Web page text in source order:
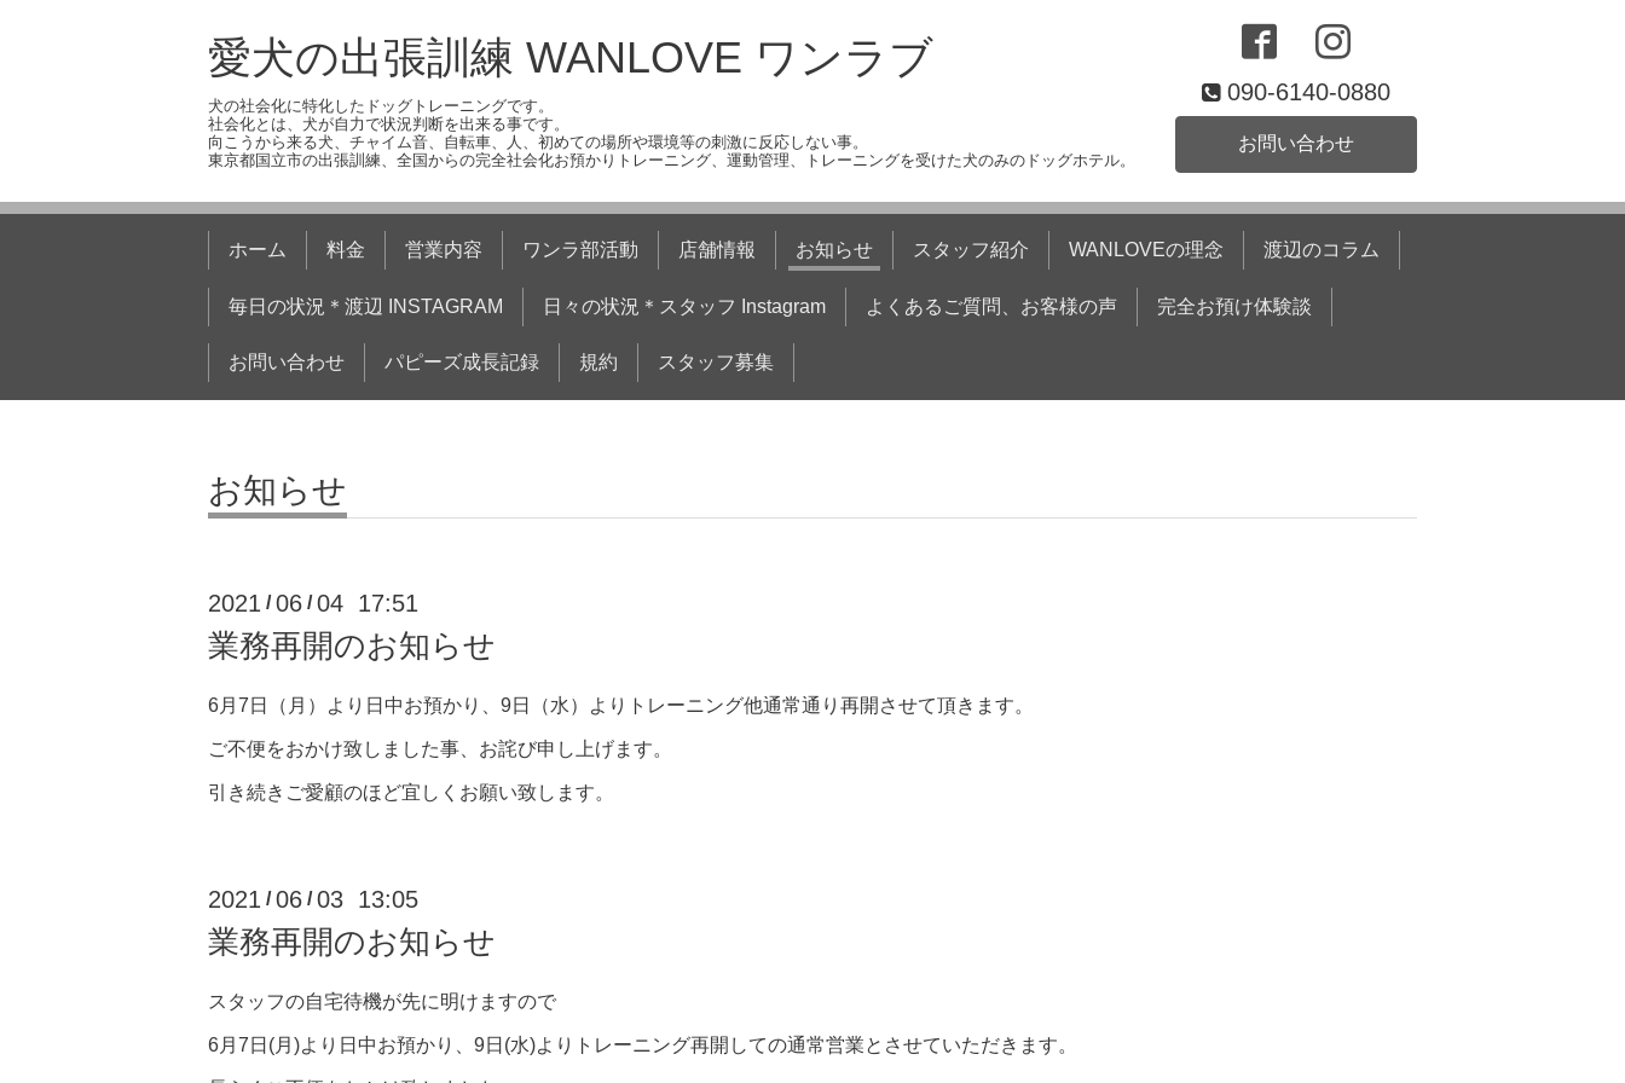
愛犬の出張訓練 WANLOVE ワンラブ
犬の社会化に特化したドッグトレーニングです。
社会化とは、犬が自力で状況判断を出来る事です。
向こうから来る犬、チャイム音、自転車、人、初めての場所や環境等の刺激に反応しない事。
東京都国立市の出張訓練、全国からの完全社会化お預かりトレーニング、運動管理、トレーニングを受けた犬のみのドッグホテル。
090-6140-0880
お問い合わせ
ホーム 料金 営業内容 ワンラ部活動 店舗情報 お知らせ スタッフ紹介 WANLOVEの理念 渡辺のコラム
毎日の状況＊渡辺 INSTAGRAM 日々の状況＊スタッフ Instagram よくあるご質問、お客様の声 完全お預け体験談
お問い合わせ パピーズ成長記録 規約 スタッフ募集
お知らせ
2021 /06 /04 17:51
業務再開のお知らせ
6月7日（月）より日中お預かり、9日（水）よりトレーニング他通常通り再開させて頂きます。
ご不便をおかけ致しました事、お詫び申し上げます。
引き続きご愛顧のほど宜しくお願い致します。
2021 /06 /03 13:05
業務再開のお知らせ
スタッフの自宅待機が先に明けますので
6月7日(月)より日中お預かり、9日(水)よりトレーニング再開しての通常営業とさせていただきます。